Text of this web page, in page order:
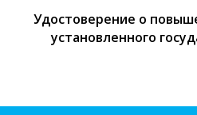
Удостоверение о
установленного